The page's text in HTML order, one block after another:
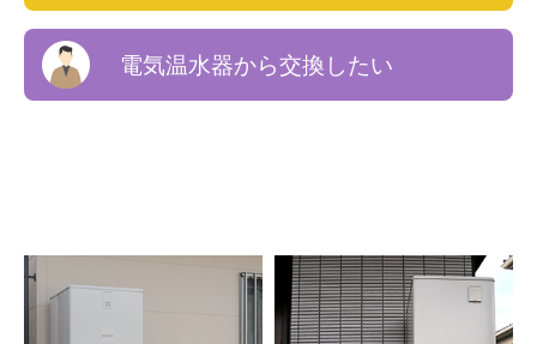
電気温水器から交換したい